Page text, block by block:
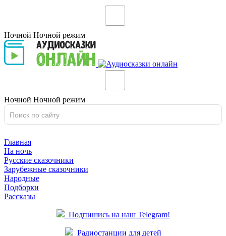
Ночной Ночной режим
Ночной Ночной режим
Главная
На ночь
Русские сказочники
Зарубежные сказочники
Народные
Подборки
Рассказы
Подпишись на наш Telegram!
Радиостанции для детей